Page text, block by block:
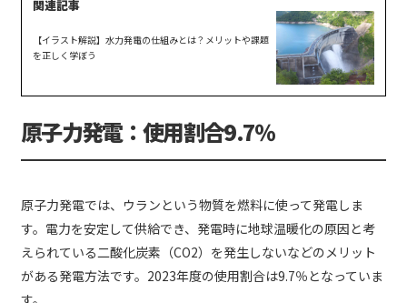
【イラスト解説】水力発電の仕組みとは？メリットや課題
を正しく学ぼう
原子力発電：使用割合9.7％
原子力発電では、ウランという物質を燃料に使って発電しま
す。電力を安定して供給でき、発電時に地球温暖化の原因と考
えられている二酸化炭素（CO2）を発生しないなどのメリット
がある発電方法です。2023年度の使用割合は9.7％となっていま
す。